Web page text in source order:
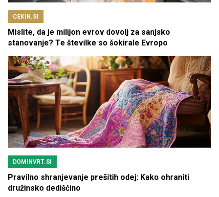
CEKIN.SI
Mislite, da je milijon evrov dovolj za sanjsko
stanovanje? Te številke so šokirale Evropo
DOMINVRT.SI
Pravilno shranjevanje prešitih odej: Kako ohraniti
družinsko dediščino